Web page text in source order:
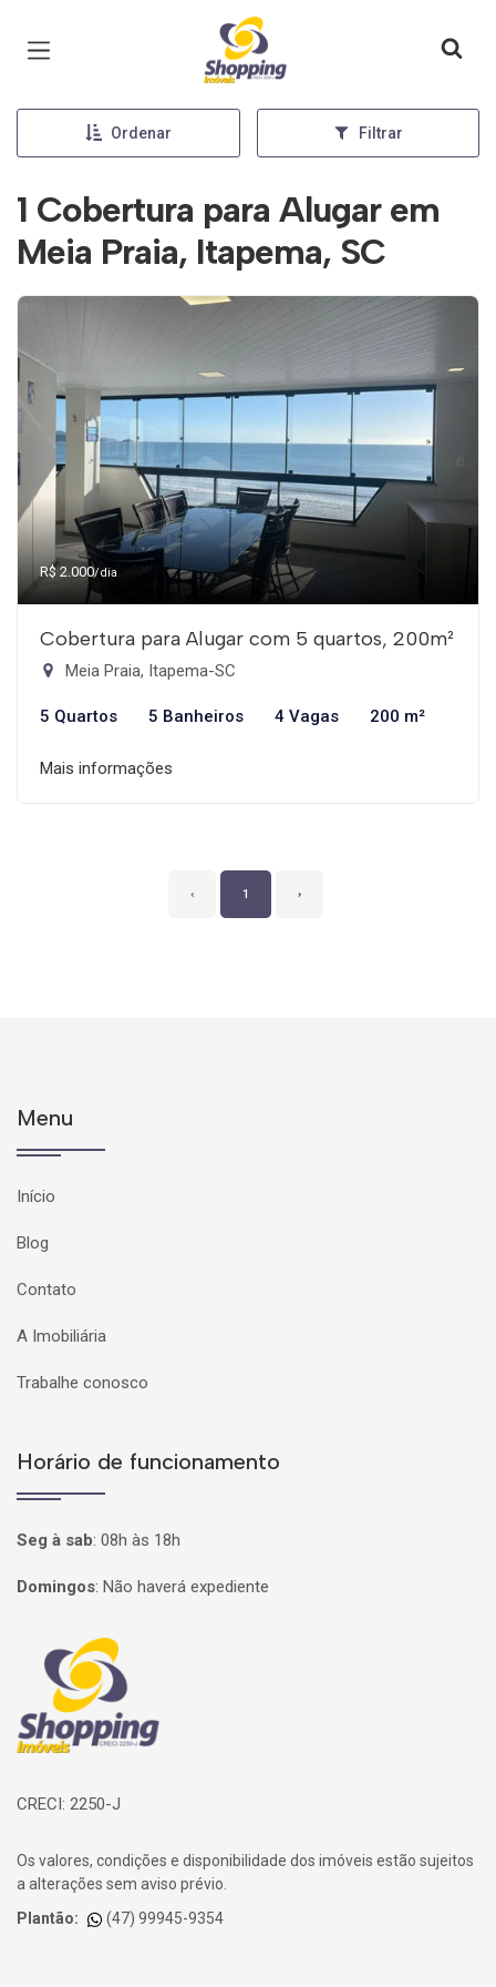
Página inicial
Ordenar Filtrar
1 Cobertura para Alugar em
Meia Praia, Itapema, SC
R$ 2.000/dia
Cobertura para Alugar com 5 quartos, 200m²
Meia Praia, Itapema-SC
5 Quartos 5 Banheiros 4 Vagas 200 m²
Mais informações
‹ 1 ›
Menu
Início
Blog
Contato
A Imobiliária
Trabalhe conosco
Horário de funcionamento
Seg à sab: 08h às 18h
Domingos: Não haverá expediente
Página inicial
CRECI: 2250-J
Os valores, condições e disponibilidade dos imóveis estão sujeitos
a alterações sem aviso prévio.
Plantão:
(47) 99945-9354